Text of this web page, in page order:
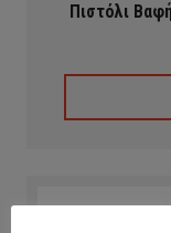
Πιστόλι